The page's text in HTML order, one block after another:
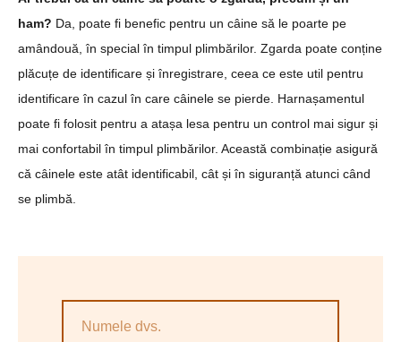
ham? Da, poate fi benefic pentru un câine să le poarte pe
amândouă, în special în timpul plimbărilor. Zgarda poate conține
plăcuțe de identificare și înregistrare, ceea ce este util pentru
identificare în cazul în care câinele se pierde. Harnașamentul
poate fi folosit pentru a atașa lesa pentru un control mai sigur și
mai confortabil în timpul plimbărilor. Această combinație asigură
că câinele este atât identificabil, cât și în siguranță atunci când
se plimbă.